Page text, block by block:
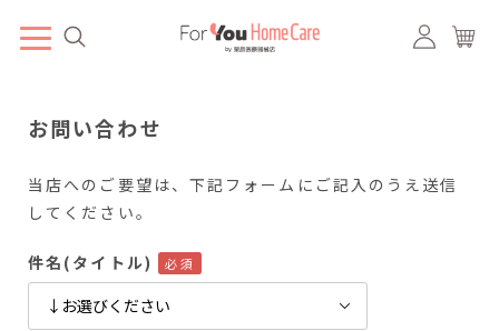
お問い合わせ
当店へのご要望は、下記フォームにご記入のうえ送信
してください。
件名(タイトル)